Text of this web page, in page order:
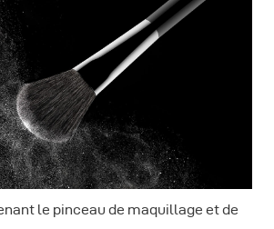
le pinceau de maquillage et de